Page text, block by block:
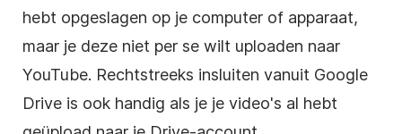
hebt opgeslagen op je computer of apparaat,
maar je deze niet per se wilt uploaden naar
YouTube. Rechtstreeks insluiten vanuit Google
Drive is ook handig als je je video's al hebt